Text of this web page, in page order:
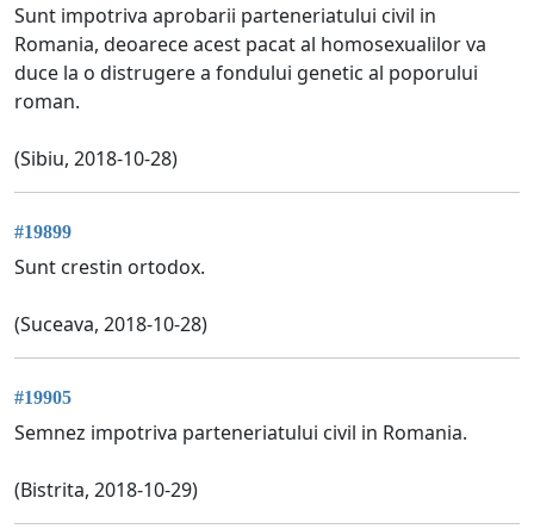
Sunt impotriva aprobarii parteneriatului civil in
Romania, deoarece acest pacat al homosexualilor va
duce la o distrugere a fondului genetic al poporului
roman.
(Sibiu, 2018-10-28)
#19899
Sunt crestin ortodox.
(Suceava, 2018-10-28)
#19905
Semnez impotriva parteneriatului civil in Romania.
(Bistrita, 2018-10-29)